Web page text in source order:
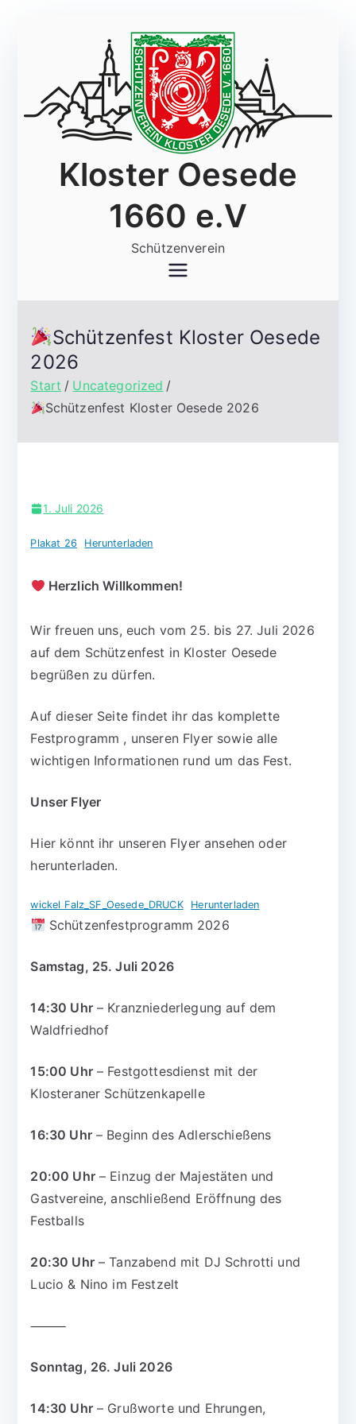
Kloster Oesede
1660 e.V
Schützenverein
Schützenfest Kloster Oesede
2026
Start
Uncategorized
Schützenfest Kloster Oesede 2026
1. Juli 2026
Plakat 26 Herunterladen
Herzlich Willkommen!
Wir freuen uns, euch vom 25. bis 27. Juli 2026
auf dem Schützenfest in Kloster Oesede
begrüßen zu dürfen.
Auf dieser Seite findet ihr das komplette
Festprogramm , unseren Flyer sowie alle
wichtigen Informationen rund um das Fest.
Unser Flyer
Hier könnt ihr unseren Flyer ansehen oder
herunterladen.
wickel Falz_SF_Oesede_DRUCK Herunterladen
Schützenfestprogramm 2026
Samstag, 25. Juli 2026
14:30 Uhr– Kranzniederlegung auf dem
Waldfriedhof
15:00 Uhr– Festgottesdienst mit der
Klosteraner Schützenkapelle
16:30 Uhr– Beginn des Adlerschießens
20:00 Uhr– Einzug der Majestäten und
Gastvereine, anschließend Eröffnung des
Festballs
20:30 Uhr– Tanzabend mit DJ Schrotti und
Lucio & Nino im Festzelt
⸻
Sonntag, 26. Juli 2026
14:30 Uhr– Grußworte und Ehrungen,